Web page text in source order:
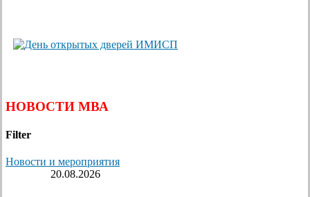
НОВОСТИ МВА
Filter
Новости и мероприятия
20.08.2026